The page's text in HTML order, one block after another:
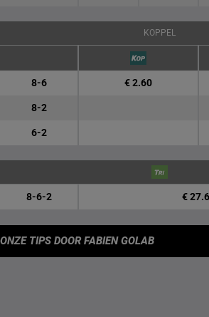
KOPPEL
8-6 € 2.60
8-2
6-2
8-6-2 €
ONZE TIPS DOOR FABIEN GOLAB